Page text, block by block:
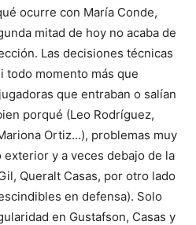
ocurre con María Conde,
mitad de hoy no acaba de
Las decisiones técnicas
todo momento más que
que entraban o salían
porqué (Leo Rodríguez,
Ortiz…), problemas muy
y a veces debajo de la
Queralt Casas, por otro lado
en defensa). Solo
en Gustafson, Casas y